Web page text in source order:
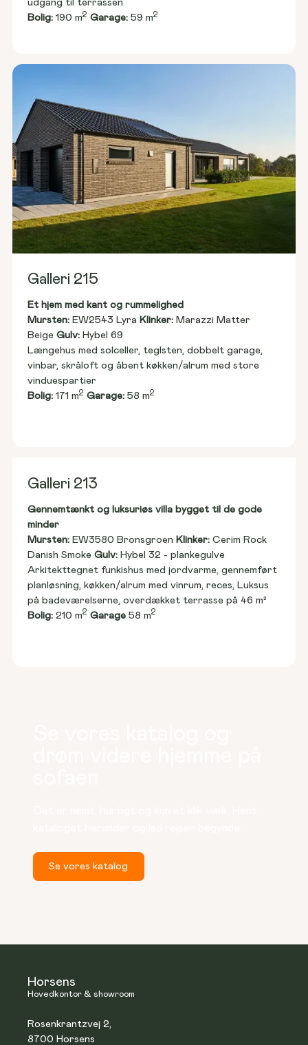
udgang til terrassen
Bolig: 190 m2 Garage: 59 m2
Galleri 215
Et hjem med kant og rummelighed
Mursten: EW2543 Lyra Klinker: Marazzi Matter
Beige Gulv: Hybel 69
Længehus med solceller, teglsten, dobbelt garage,
vinbar, skråloft og åbent køkken/alrum med store
vinduespartier
Bolig: 171 m2 Garage: 58 m2
Galleri 213
Gennemtænkt og luksuriøs villa bygget til de gode
minder
Mursten: EW3580 Bronsgroen Klinker: Cerim Rock
Danish Smoke Gulv: Hybel 32 - plankegulve
Arkitekttegnet funkishus med jordvarme, gennemført
planløsning, køkken/alrum med vinrum, reces, Luksus
på badeværelserne, overdækket terrasse på 46 m²
Bolig: 210 m2 Garage 58 m2
Se vores katalog
Horsens
Hovedkontor & showroom
Rosenkrantzvej 2,
8700 Horsens